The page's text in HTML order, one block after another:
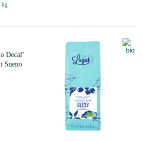
kg
Decaf'
Sueno